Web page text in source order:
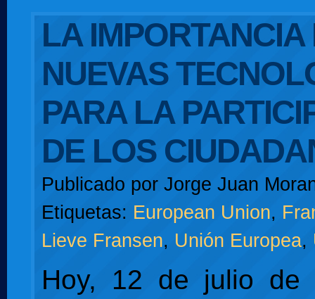
LA IMPORTANCIA
NUEVAS
PARA LA
DE LOS
Publicado por Jorge Juan
Etiquetas: European Union,
Lieve Fransen, Unión Europea,
Hoy, 12 de julio de